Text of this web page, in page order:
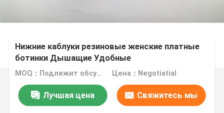
Нижние каблуки резиновые женские платные
ботинки Дышащие Удобные
MOQ：Подлежит обсуждению Цена：Negotiatial
Лучшая цена Свяжитесь мы